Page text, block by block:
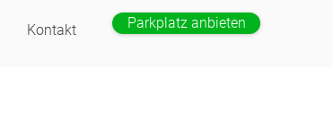
Kontakt Parkplatz anbieten